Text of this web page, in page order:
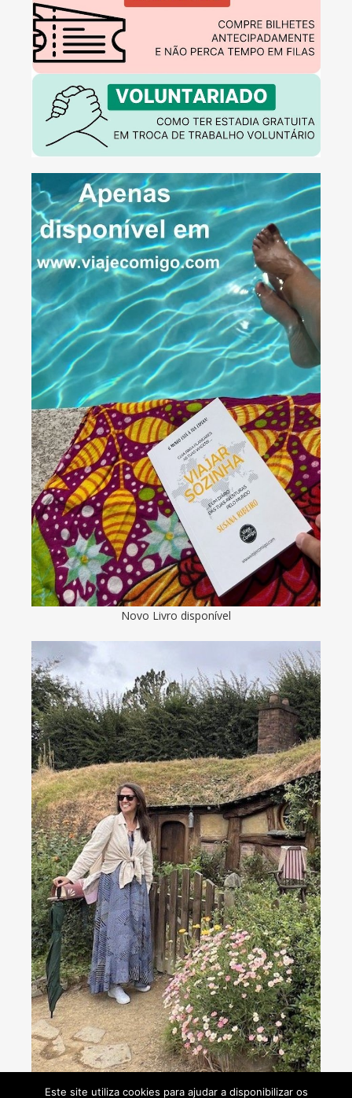
Novo Livro disponível
Consultoria de viagens - Agente de Viagens
Este site utiliza cookies para ajudar a disponibilizar os